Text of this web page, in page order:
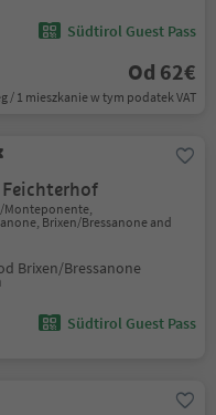
Südtirol Guest Pass
Od 62€
/ 1 mieszkanie w tym podatek VAT
Monteponente,
Brixen/Bressanone and
Brixen/Bressanone
Südtirol Guest Pass